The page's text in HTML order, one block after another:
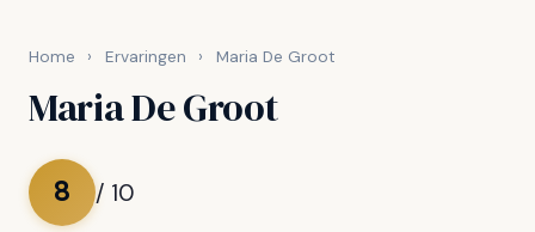
Home › Ervaringen › Maria De Groot
Maria De Groot
8 / 10